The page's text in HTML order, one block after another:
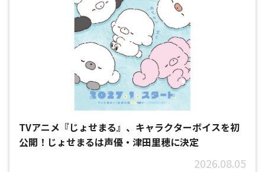
TVアニメ『じょせまる』、キャラクターボイスを初
公開！じょせまるは声優・津田里穂に決定
2026.08.05